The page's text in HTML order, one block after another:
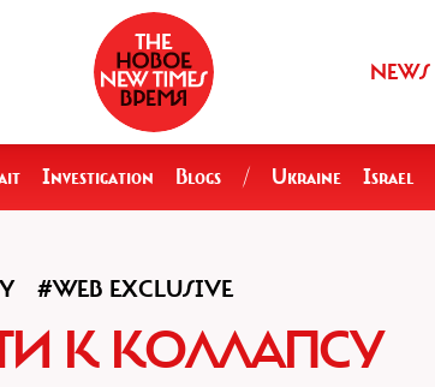
NEWS
Investigation Blogs / Ukraine Israel
#WEB EXCLUSIVE
К КОЛЛАПСУ